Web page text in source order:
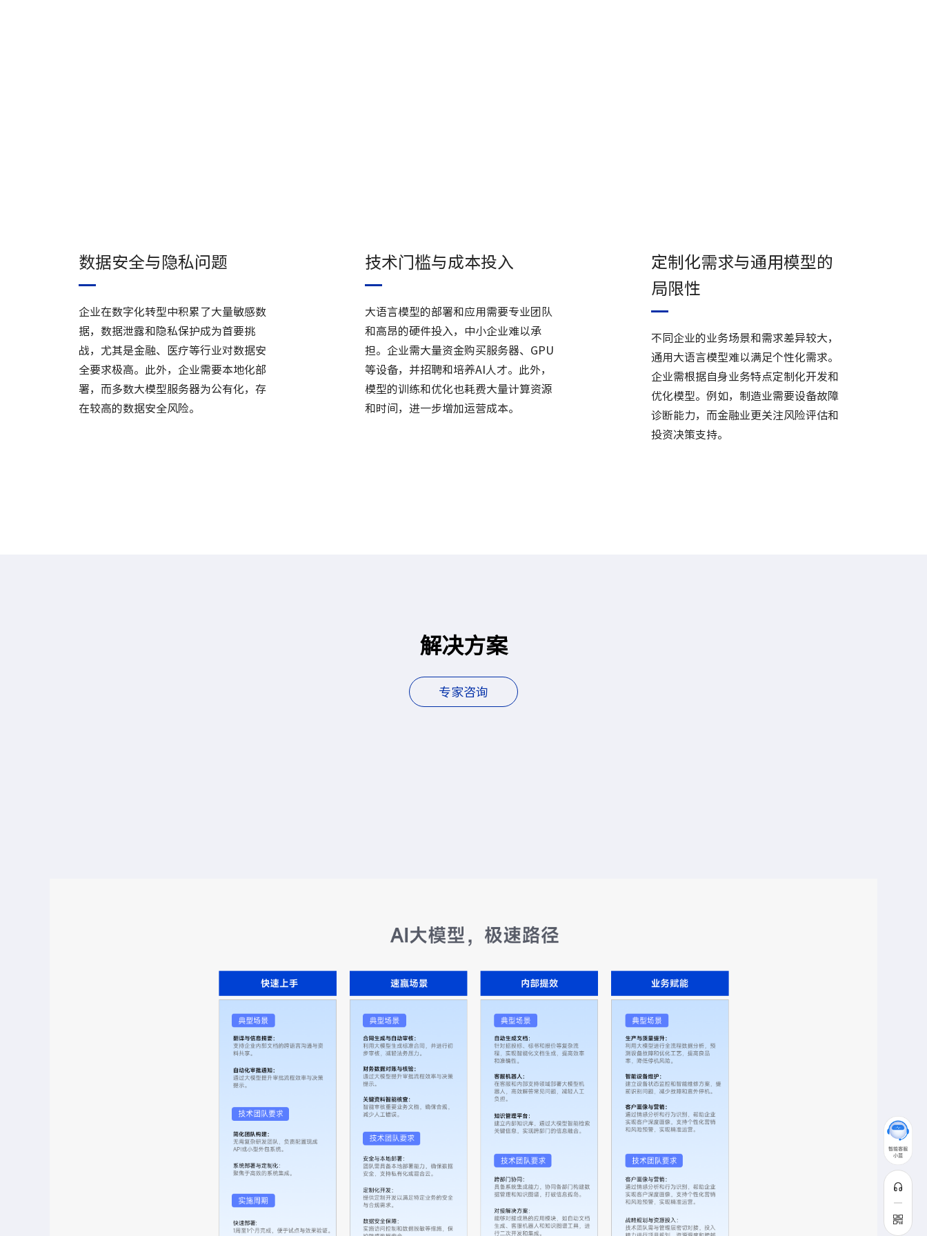
数据安全与隐私问题
企业在数字化转型中积累了大量敏感数
据，数据泄露和隐私保护成为首要挑
战，尤其是金融、医疗等行业对数据安
全要求极高。此外，企业需要本地化部
署，而多数大模型服务器为公有化，存
在较高的数据安全风险。
技术门槛与成本投入
大语言模型的部署和应用需要专业团队
和高昂的硬件投入，中小企业难以承
担。企业需大量资金购买服务器、GPU
等设备，并招聘和培养AI人才。此外，
模型的训练和优化也耗费大量计算资源
和时间，进一步增加运营成本。
定制化需求与通用模型的
局限性
不同企业的业务场景和需求差异较大，
通用大语言模型难以满足个性化需求。
企业需根据自身业务特点定制化开发和
优化模型。例如，制造业需要设备故障
诊断能力，而金融业更关注风险评估和
投资决策支持。
解决方案
专家咨询